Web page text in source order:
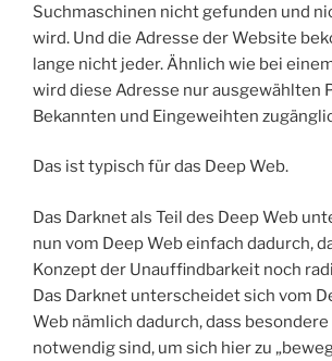
Suchmaschinen nicht gefunden und
wird. Und die Adresse der Website
lange nicht jeder. Ähnlich wie bei
wird diese Adresse nur ausgewählten
Bekannten und Eingeweihten
Das ist typisch für das Deep Web.
Das Darknet als Teil des Deep Web
nun vom Deep Web einfach dadurch,
Konzept der Unauffindbarkeit noch
Das Darknet unterscheidet sich vom
Web nämlich dadurch, dass besondere
notwendig sind, um sich hier zu